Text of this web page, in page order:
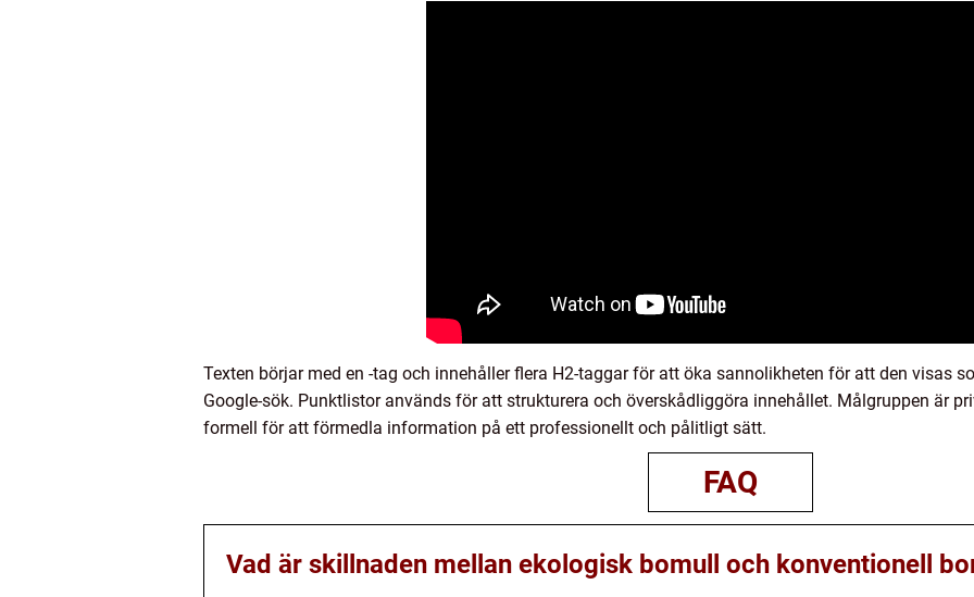
Texten börjar med en -tag och innehåller flera H2-taggar för att öka sannolikheten för att den visas
Google-sök. Punktlistor används för att strukturera och överskådliggöra innehållet. Målgruppen är
formell för att förmedla information på ett professionellt och pålitligt sätt.
FAQ
Vad är skillnaden mellan ekologisk bomull och konventionell